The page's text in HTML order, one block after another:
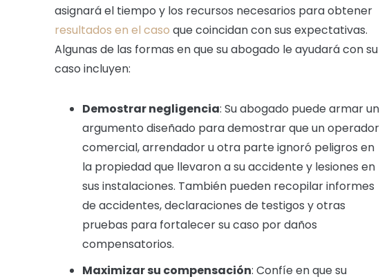
asignará el tiempo y los recursos necesarios para obtener
resultados en el caso que coincidan con sus expectativas.
Algunas de las formas en que su abogado le ayudará con su
caso incluyen:
Demostrar negligencia: Su abogado puede armar un
argumento diseñado para demostrar que un operador
comercial, arrendador u otra parte ignoró peligros en
la propiedad que llevaron a su accidente y lesiones en
sus instalaciones. También pueden recopilar informes
de accidentes, declaraciones de testigos y otras
pruebas para fortalecer su caso por daños
compensatorios.
Maximizar su compensación: Confíe en que su